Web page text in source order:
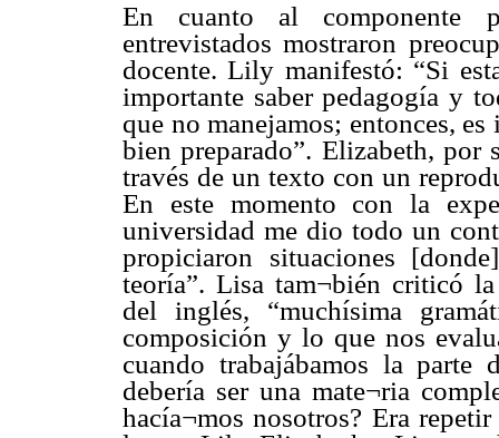
En cuanto al componente
entrevistados mostraron
docente. Lily manifestó: “Si
importante saber pedagogía y
que no manejamos; entonces,
bien preparado”. Elizabeth, por
través de un texto con un
En este momento con la
universidad me dio todo un
propiciaron situaciones
teoría”. Lisa tam¬bién criticó
del inglés, “muchísima
composición y lo que nos
cuando trabajábamos la
debería ser una mate¬ria
hacía¬mos nosotros? Era